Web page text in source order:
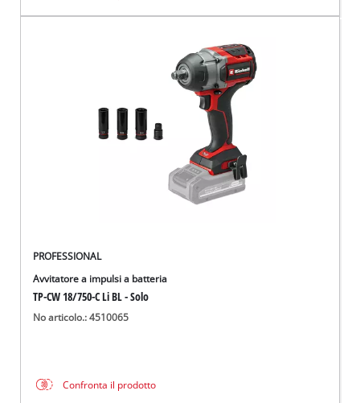
PROFESSIONAL
Avvitatore a impulsi a batteria
TP-CW 18/750-C Li BL - Solo
No articolo.: 4510065
Confronta il prodotto